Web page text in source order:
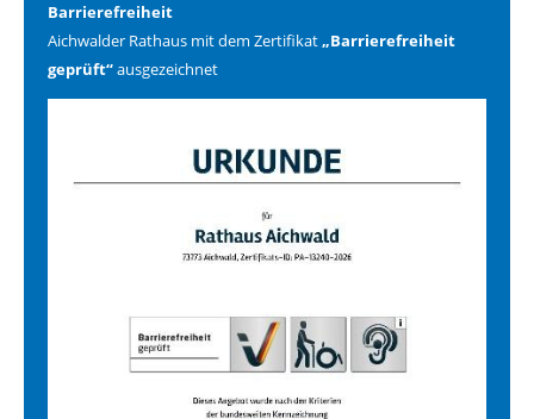
Barrierefreiheit
Aichwalder Rathaus mit dem Zertifikat„Barrierefreiheit
geprüft“ausgezeichnet